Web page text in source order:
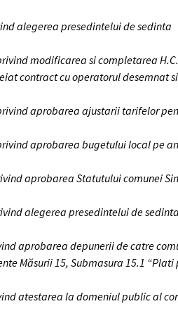
alegerea presedintelui de sedinta
modificarea si completarea
contract cu operatorul desemnat
aprobarea ajustarii tarifelor
aprobarea bugetului local pe
aprobarea Statutului comunei
alegerea presedintelui de sedinta
aprobarea depunerii de catre
Măsurii 15, Submasura 15.1
atestarea la domeniul public al